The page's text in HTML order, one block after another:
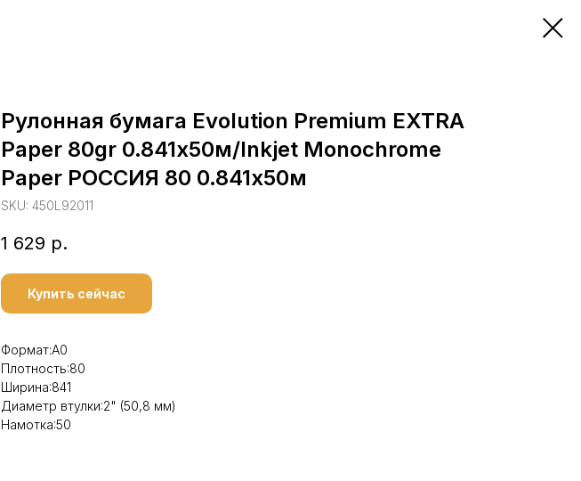
Рулонная бумага Evolution Premium EXTRA
Paper 80gr 0.841х50м/Inkjet Monochrome
Paper РОССИЯ 80 0.841х50м
SKU: 450L92011
1 629 р.
Купить сейчас
Формат:А0
Плотность:80
Ширина:841
Диаметр втулки:2" (50,8 мм)
Намотка:50